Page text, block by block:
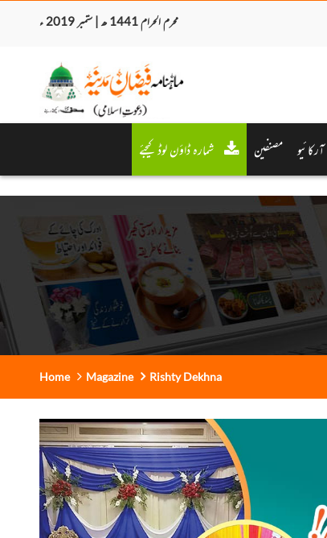
محرم الحرام 1441 ھ | ستمبر 2019 ء
آرکائیو مصنفین شمارہ ڈاؤن لوڈ کیجئے
Home Magazine Rishty Dekhna